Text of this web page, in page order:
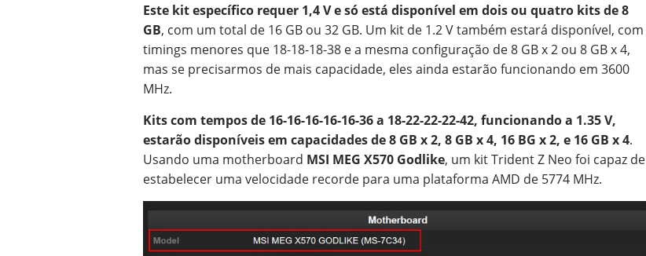
Este kit específico requer 1,4 V e só está disponível em dois ou quatro kits de 8
GB, com um total de 16 GB ou 32 GB. Um kit de 1.2 V também estará disponível, com
timings menores que 18-18-18-38 e a mesma configuração de 8 GB x 2 ou 8 GB x 4,
mas se precisarmos de mais capacidade, eles ainda estarão funcionando em 3600
MHz.
Kits com tempos de 16-16-16-16-16-36 a 18-22-22-22-42, funcionando a 1.35 V,
estarão disponíveis em capacidades de 8 GB x 2, 8 GB x 4, 16 BG x 2, e 16 GB x 4.
Usando uma motherboard MSI MEG X570 Godlike, um kit Trident Z Neo foi capaz de
estabelecer uma velocidade recorde para uma plataforma AMD de 5774 MHz.